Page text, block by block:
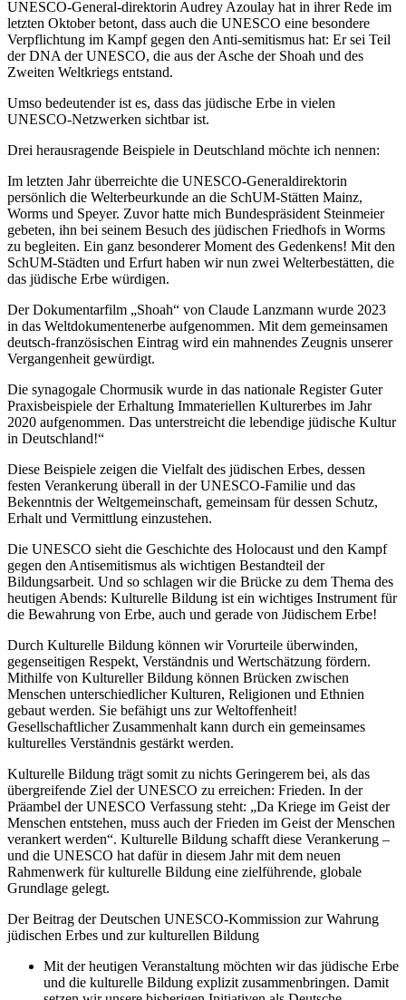
UNESCO-General-direktorin Audrey Azoulay hat in ihrer Rede im
letzten Oktober betont, dass auch die UNESCO eine besondere
Verpflichtung im Kampf gegen den Anti-semitismus hat: Er sei Teil
der DNA der UNESCO, die aus der Asche der Shoah und des
Zweiten Weltkriegs entstand.
Umso bedeutender ist es, dass das jüdische Erbe in vielen
UNESCO-Netzwerken sichtbar ist.
Drei herausragende Beispiele in Deutschland möchte ich nennen:
Im letzten Jahr überreichte die UNESCO-Generaldirektorin
persönlich die Welterbeurkunde an die SchUM-Stätten Mainz,
Worms und Speyer. Zuvor hatte mich Bundespräsident Steinmeier
gebeten, ihn bei seinem Besuch des jüdischen Friedhofs in Worms
zu begleiten. Ein ganz besonderer Moment des Gedenkens! Mit den
SchUM-Städten und Erfurt haben wir nun zwei Welterbestätten, die
das jüdische Erbe würdigen.
Der Dokumentarfilm „Shoah“ von Claude Lanzmann wurde 2023
in das Weltdokumentenerbe aufgenommen. Mit dem gemeinsamen
deutsch-französischen Eintrag wird ein mahnendes Zeugnis unserer
Vergangenheit gewürdigt.
Die synagogale Chormusik wurde in das nationale Register Guter
Praxisbeispiele der Erhaltung Immateriellen Kulturerbes im Jahr
2020 aufgenommen. Das unterstreicht die lebendige jüdische Kultur
in Deutschland!“
Diese Beispiele zeigen die Vielfalt des jüdischen Erbes, dessen
festen Verankerung überall in der UNESCO-Familie und das
Bekenntnis der Weltgemeinschaft, gemeinsam für dessen Schutz,
Erhalt und Vermittlung einzustehen.
Die UNESCO sieht die Geschichte des Holocaust und den Kampf
gegen den Antisemitismus als wichtigen Bestandteil der
Bildungsarbeit. Und so schlagen wir die Brücke zu dem Thema des
heutigen Abends: Kulturelle Bildung ist ein wichtiges Instrument für
die Bewahrung von Erbe, auch und gerade von Jüdischem Erbe!
Durch Kulturelle Bildung können wir Vorurteile überwinden,
gegenseitigen Respekt, Verständnis und Wertschätzung fördern.
Mithilfe von Kultureller Bildung können Brücken zwischen
Menschen unterschiedlicher Kulturen, Religionen und Ethnien
gebaut werden. Sie befähigt uns zur Weltoffenheit!
Gesellschaftlicher Zusammenhalt kann durch ein gemeinsames
kulturelles Verständnis gestärkt werden.
Kulturelle Bildung trägt somit zu nichts Geringerem bei, als das
übergreifende Ziel der UNESCO zu erreichen: Frieden. In der
Präambel der UNESCO Verfassung steht: „Da Kriege im Geist der
Menschen entstehen, muss auch der Frieden im Geist der Menschen
verankert werden“. Kulturelle Bildung schafft diese Verankerung –
und die UNESCO hat dafür in diesem Jahr mit dem neuen
Rahmenwerk für kulturelle Bildung eine zielführende, globale
Grundlage gelegt.
Der Beitrag der Deutschen UNESCO-Kommission zur Wahrung
jüdischen Erbes und zur kulturellen Bildung
Mit der heutigen Veranstaltung möchten wir das jüdische Erbe
und die kulturelle Bildung explizit zusammenbringen. Damit